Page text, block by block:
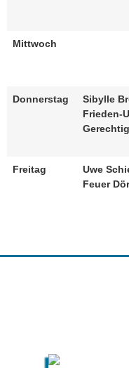
Mittwoch
Donnerstag
Sibylle
Frieden-
Freitag
Uwe
Feuer